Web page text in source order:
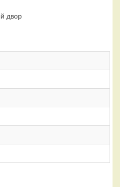
двор